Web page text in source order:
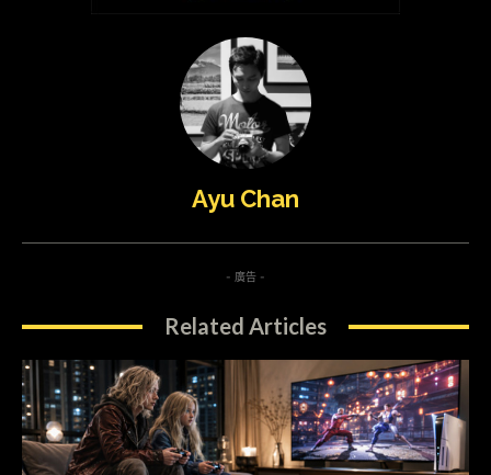
Ayu Chan
- 廣告 -
Related Articles